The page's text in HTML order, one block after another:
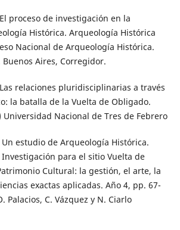
proceso de investigación en la
Histórica. Arqueología Histórica
Nacional de Arqueología Histórica.
Buenos Aires, Corregidor.
relaciones pluridisciplinarias a través
la batalla de la Vuelta de Obligado.
Universidad Nacional de Tres de Febrero
Un estudio de Arqueología Histórica.
para el sitio Vuelta de
Cultural: la gestión, el arte, la
exactas aplicadas. Año 4, pp. 67-
Palacios, C. Vázquez y N. Ciarlo